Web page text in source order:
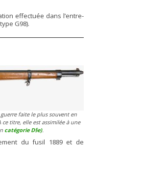
effectuée dans l’entre-
G98).
faite le plus souvent en
titre, elle est assimilée à une
catégorie D§e).
du fusil 1889 et de